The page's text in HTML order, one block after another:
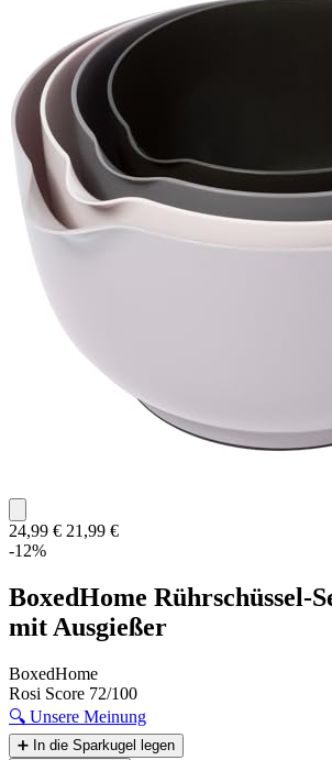
24,99 € 21,99 €
-12%
BoxedHome Rührschüssel-
mit Ausgießer
BoxedHome
Rosi Score 72/100
🔍 Unsere Meinung
➕ In die Sparkugel legen